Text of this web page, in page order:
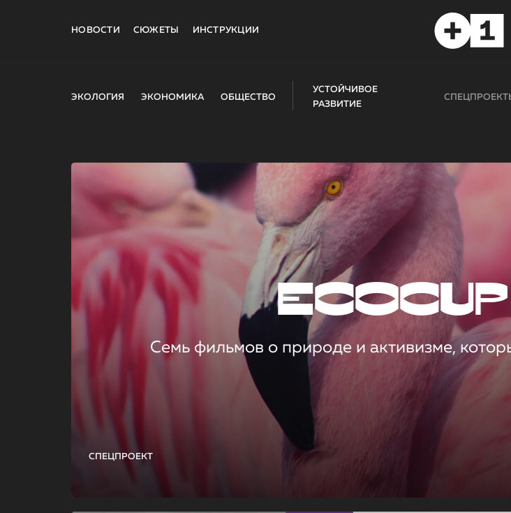
НОВОСТИ СЮЖЕТЫ ИНСТРУКЦИИ
ЭКОЛОГИЯ ЭКОНОМИКА ОБЩЕСТВО
УСТОЙЧИВОЕ
РАЗВИТИЕ
СПЕЦПРОЕКТ
Семь фильмов о природе и активизме,